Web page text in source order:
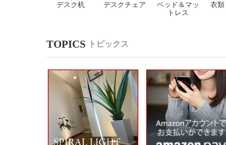
デスク机 デスクチェア
ベッド＆マッ
トレス
衣
トピックス